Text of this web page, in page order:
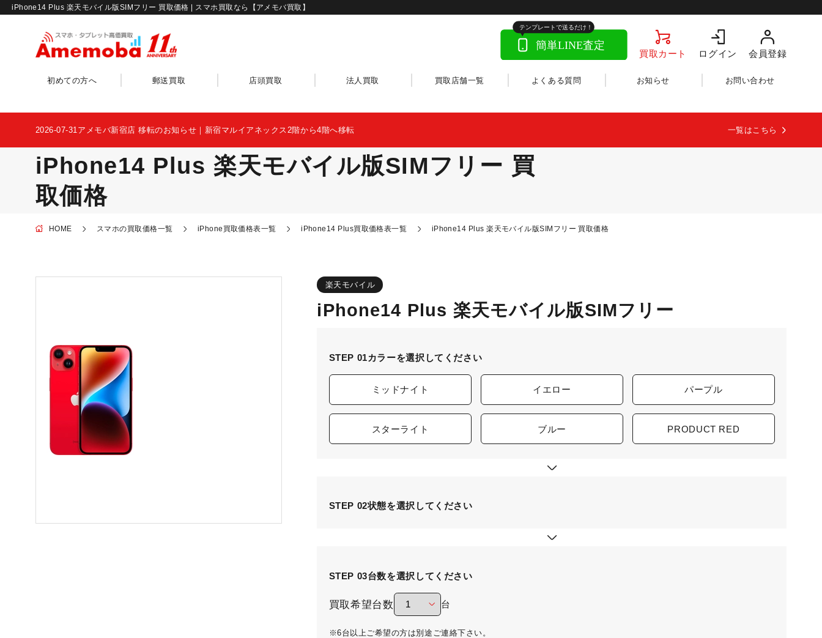
iPhone14 Plus 楽天モバイル版SIMフリー 買取価格 | スマホ買取なら【アメモバ買取】
買取カート ログイン 会員登録
初めての方へ 郵送買取 店頭買取 法人買取 買取店舗一覧 よくある質問 お知らせ お問い合わせ
2026-07-31 アメモバ新宿店 移転のお知らせ｜新宿マルイアネックス2階から4階へ移転 一覧はこちら
iPhone14 Plus 楽天モバイル版SIMフリー 買
取価格
HOME スマホの買取価格一覧 iPhone買取価格表一覧 iPhone14 Plus買取価格表一覧 iPhone14 Plus 楽天モバイル版SIMフリー 買取価格
楽天モバイル
iPhone14 Plus 楽天モバイル版SIMフリー
STEP 01カラーを選択してください
ミッドナイト イエロー パープル
スターライト ブルー PRODUCT RED
STEP 02状態を選択してください
STEP 03台数を選択してください
買取希望台数 台
※6台以上ご希望の方は別途ご連絡下さい。